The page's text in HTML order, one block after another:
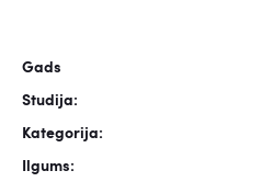
Gads
Studija:
Kategorija:
Ilgums: